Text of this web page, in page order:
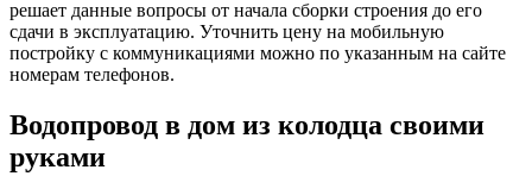
решает данные вопросы от начала сборки строения до его
сдачи в эксплуатацию. Уточнить цену на мобильную
постройку с коммуникациями можно по указанным на сайте
номерам телефонов.
Водопровод в дом из колодца своими
руками